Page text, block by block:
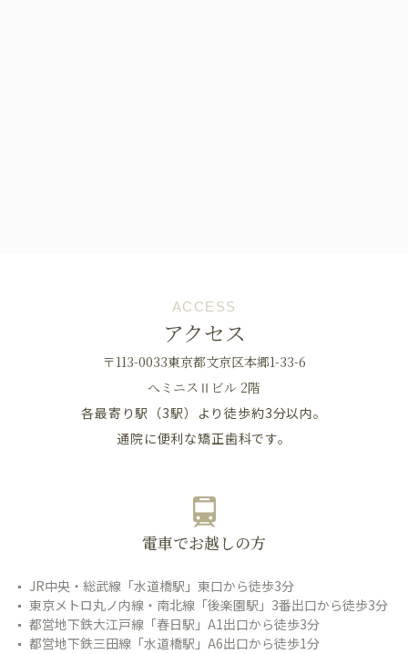
ACCESS
アクセス
〒113-0033東京都文京区本郷1-33-6
へミニスⅡビル 2階
各最寄り駅（3駅）より徒歩約3分以内。
通院に便利な矯正歯科です。
電車でお越しの方
JR中央・総武線「水道橋駅」東口から徒歩3分
東京メトロ丸ノ内線・南北線「後楽園駅」3番出口から徒歩3分
都営地下鉄大江戸線「春日駅」A1出口から徒歩3分
都営地下鉄三田線「水道橋駅」A6出口から徒歩1分